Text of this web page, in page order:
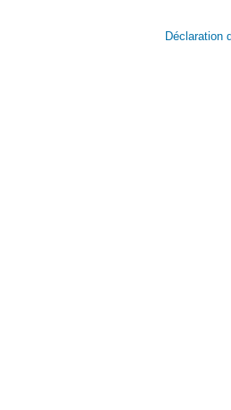
Déclaration